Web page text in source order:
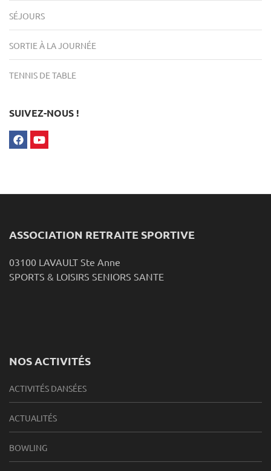
SÉJOURS
SORTIE À LA JOURNÉE
TENNIS DE TABLE
SUIVEZ-NOUS !
ASSOCIATION RETRAITE SPORTIVE
03100 LAVAULT Ste Anne
SPORTS & LOISIRS SENIORS SANTE
NOS ACTIVITÉS
ACTIVITÉS DANSÉES
ACTUALITÉS
BOWLING